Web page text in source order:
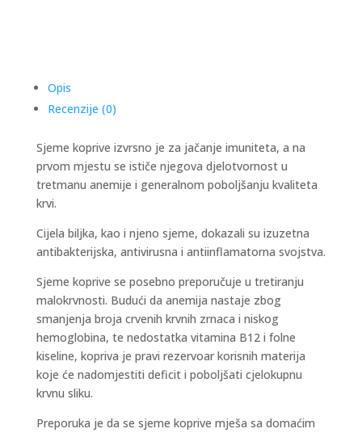
Opis
Recenzije (0)
Sjeme koprive izvrsno je za jačanje imuniteta, a na
prvom mjestu se ističe njegova djelotvornost u
tretmanu anemije i generalnom poboljšanju kvaliteta
krvi.
Cijela biljka, kao i njeno sjeme, dokazali su izuzetna
antibakterijska, antivirusna i antiinflamatorna svojstva.
Sjeme koprive se posebno preporučuje u tretiranju
malokrvnosti. Budući da anemija nastaje zbog
smanjenja broja crvenih krvnih zrnaca i niskog
hemoglobina, te nedostatka vitamina B12 i folne
kiseline, kopriva je pravi rezervoar korisnih materija
koje će nadomjestiti deficit i poboljšati cjelokupnu
krvnu sliku.
Preporuka je da se sjeme koprive mješa sa domaćim